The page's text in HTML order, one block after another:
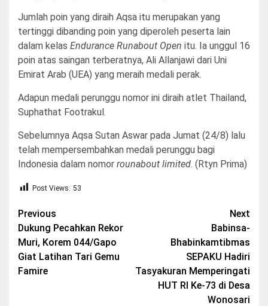
Jumlah poin yang diraih Aqsa itu merupakan yang
tertinggi dibanding poin yang diperoleh peserta lain
dalam kelas Endurance Runabout Open itu. Ia unggul 16
poin atas saingan terberatnya, Ali Allanjawi dari Uni
Emirat Arab (UEA) yang meraih medali perak.
Adapun medali perunggu nomor ini diraih atlet Thailand,
Suphathat Footrakul.
Sebelumnya Aqsa Sutan Aswar pada Jumat (24/8) lalu
telah mempersembahkan medali perunggu bagi
Indonesia dalam nomor rounabout limited. (Rtyn Prima)
Post Views: 53
Post
navigation
Previous
Dukung Pecahkan Rekor
Muri, Korem 044/Gapo
Giat Latihan Tari Gemu
Famire
Next
Babinsa-
Bhabinkamtibmas
SEPAKU Hadiri
Tasyakuran Memperingati
HUT RI Ke-73 di Desa
Wonosari